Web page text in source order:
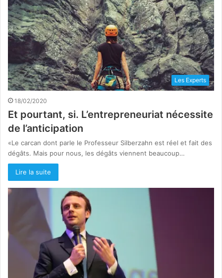
Les Experts
18/02/2020
Et pourtant, si. L’entrepreneuriat nécessite
de l’anticipation
«Le carcan dont parle le Professeur Silberzahn est réel et fait des
dégâts. Mais pour nous, les dégâts viennent beaucoup…
Lire la suite